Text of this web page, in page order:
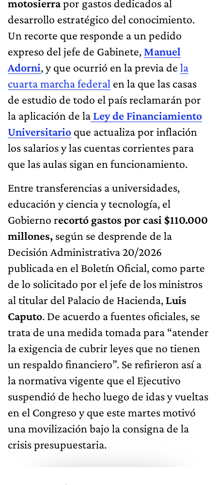
desarrollo estratégico del conocimiento.
Un recorte que responde a un pedido
expreso del jefe de Gabinete,Manuel
Adorni, y que ocurrió en la previa dela
cuarta marcha federal en la que las casas
de estudio de todo el país reclamarán por
la aplicación de laLey de Financiamiento
Universitarioque actualiza por inflación
los salarios y las cuentas corrientes para
que las aulas sigan en funcionamiento.
educación y ciencia y tecnología, el
Gobierno recortó gastos por casi $110.000
millones, según se desprende de la
Decisión Administrativa 20/2026
publicada en el Boletín Oficial, como parte
de lo solicitado por el jefe de los ministros
al titular del Palacio de Hacienda,Luis
Caputo. De acuerdo a fuentes oficiales, se
trata de una medida tomada para “atender
la exigencia de cubrir leyes que no tienen
un respaldo financiero”. Se refirieron así a
la normativa vigente que el Ejecutivo
suspendió de hecho luego de idas y vueltas
en el Congreso y que este martes motivó
una movilización bajo la consigna de la
crisis presupuestaria.